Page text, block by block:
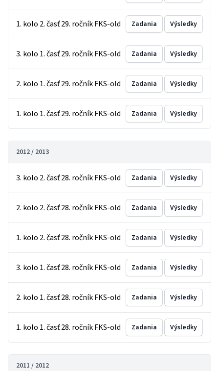
1. kolo 2. časť 29. ročník FKS-old Zadania Výsledky
3. kolo 1. časť 29. ročník FKS-old Zadania Výsledky
2. kolo 1. časť 29. ročník FKS-old Zadania Výsledky
1. kolo 1. časť 29. ročník FKS-old Zadania Výsledky
2012 / 2013
3. kolo 2. časť 28. ročník FKS-old Zadania Výsledky
2. kolo 2. časť 28. ročník FKS-old Zadania Výsledky
1. kolo 2. časť 28. ročník FKS-old Zadania Výsledky
3. kolo 1. časť 28. ročník FKS-old Zadania Výsledky
2. kolo 1. časť 28. ročník FKS-old Zadania Výsledky
1. kolo 1. časť 28. ročník FKS-old Zadania Výsledky
2011 / 2012